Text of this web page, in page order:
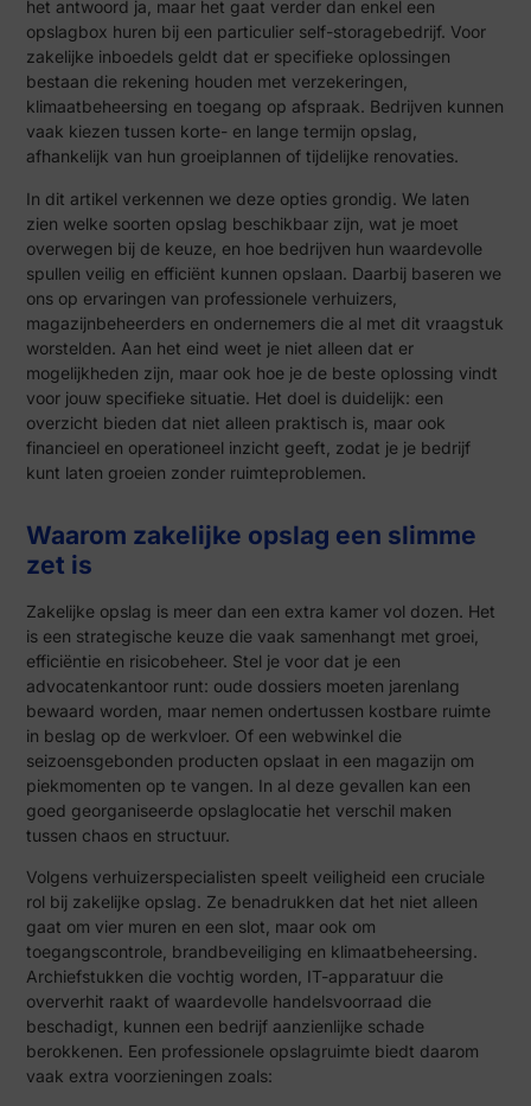
het antwoord ja, maar het gaat verder dan enkel een
opslagbox huren bij een particulier self-storagebedrijf. Voor
zakelijke inboedels geldt dat er specifieke oplossingen
bestaan die rekening houden met verzekeringen,
klimaatbeheersing en toegang op afspraak. Bedrijven kunnen
vaak kiezen tussen korte- en lange termijn opslag,
afhankelijk van hun groeiplannen of tijdelijke renovaties.
In dit artikel verkennen we deze opties grondig. We laten
zien welke soorten opslag beschikbaar zijn, wat je moet
overwegen bij de keuze, en hoe bedrijven hun waardevolle
spullen veilig en efficiënt kunnen opslaan. Daarbij baseren we
ons op ervaringen van professionele verhuizers,
magazijnbeheerders en ondernemers die al met dit vraagstuk
worstelden. Aan het eind weet je niet alleen dat er
mogelijkheden zijn, maar ook hoe je de beste oplossing vindt
voor jouw specifieke situatie. Het doel is duidelijk: een
overzicht bieden dat niet alleen praktisch is, maar ook
financieel en operationeel inzicht geeft, zodat je je bedrijf
kunt laten groeien zonder ruimteproblemen.
Waarom zakelijke opslag een slimme
zet is
Zakelijke opslag is meer dan een extra kamer vol dozen. Het
is een strategische keuze die vaak samenhangt met groei,
efficiëntie en risicobeheer. Stel je voor dat je een
advocatenkantoor runt: oude dossiers moeten jarenlang
bewaard worden, maar nemen ondertussen kostbare ruimte
in beslag op de werkvloer. Of een webwinkel die
seizoensgebonden producten opslaat in een magazijn om
piekmomenten op te vangen. In al deze gevallen kan een
goed georganiseerde opslaglocatie het verschil maken
tussen chaos en structuur.
Volgens verhuizerspecialisten speelt veiligheid een cruciale
rol bij zakelijke opslag. Ze benadrukken dat het niet alleen
gaat om vier muren en een slot, maar ook om
toegangscontrole, brandbeveiliging en klimaatbeheersing.
Archiefstukken die vochtig worden, IT-apparatuur die
oververhit raakt of waardevolle handelsvoorraad die
beschadigt, kunnen een bedrijf aanzienlijke schade
berokkenen. Een professionele opslagruimte biedt daarom
vaak extra voorzieningen zoals: